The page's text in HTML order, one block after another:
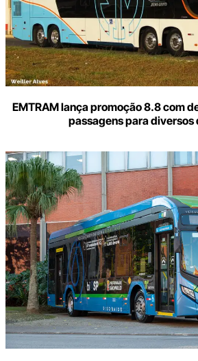
EMTRAM lança promoção 8.8 com
passagens para diversos